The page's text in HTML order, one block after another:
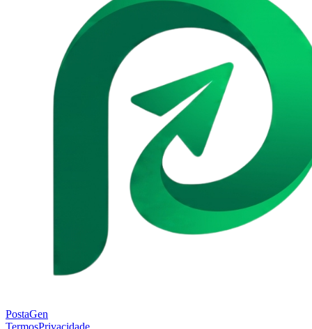
PostaGen
TermosPrivacidade